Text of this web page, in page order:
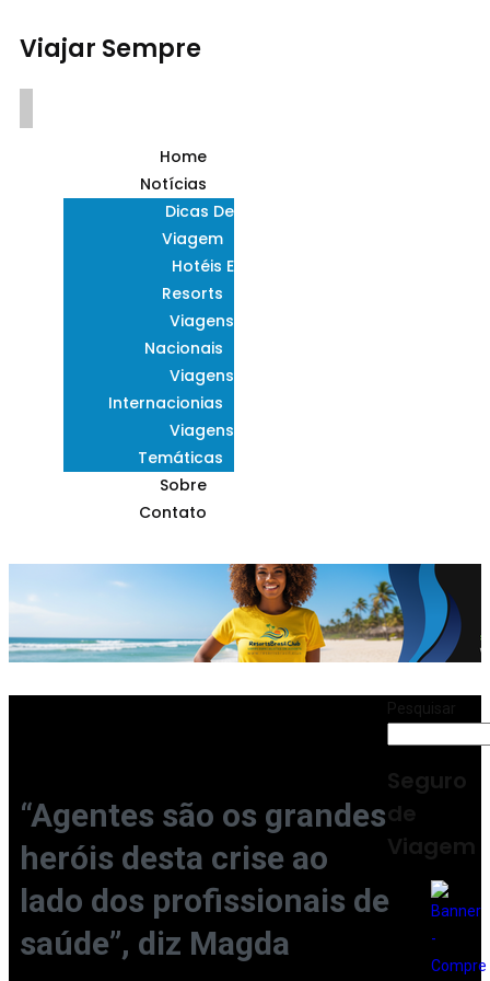
Viajar Sempre
Home
Notícias
Dicas De
Viagem
Hotéis E
Resorts
Viagens
Nacionais
Viagens
Internacionias
Viagens
Temáticas
Sobre
Contato
“Agentes são os grandes
heróis desta crise ao
lado dos profissionais de
saúde”, diz Magda
Pesquisar
Seguro
de
Viagem